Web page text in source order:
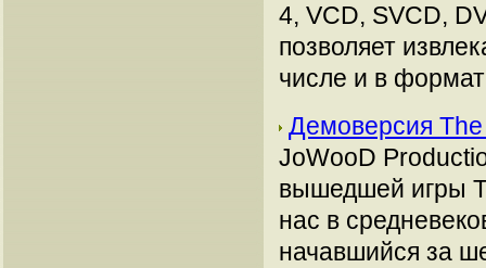
4, VCD, SVCD,
позволяет
числе и в
Демоверсия
JoWooD
вышедшей игры
нас в
начавшийся за